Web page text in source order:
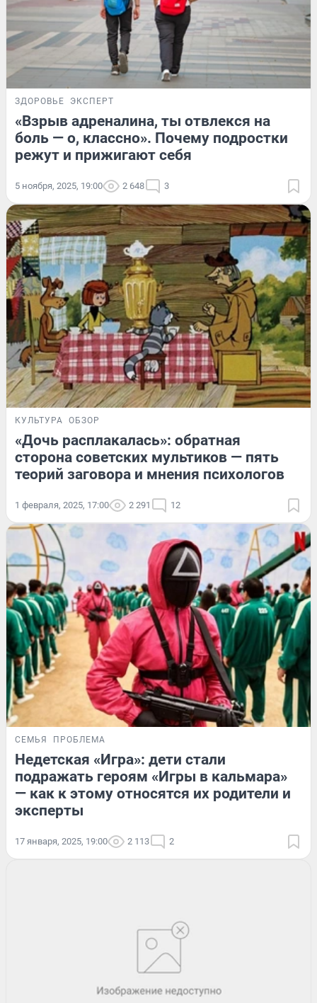
ЗДОРОВЬЕ ЭКСПЕРТ
«Взрыв адреналина, ты отвлекся на
боль — о, классно». Почему подростки
режут и прижигают себя
5 ноября, 2025, 19:00 2 648 3
КУЛЬТУРА ОБЗОР
«Дочь расплакалась»: обратная
сторона советских мультиков — пять
теорий заговора и мнения психологов
1 февраля, 2025, 17:00 2 291 12
СЕМЬЯ ПРОБЛЕМА
Недетская «Игра»: дети стали
подражать героям «Игры в кальмара»
— как к этому относятся их родители и
эксперты
17 января, 2025, 19:00 2 113 2